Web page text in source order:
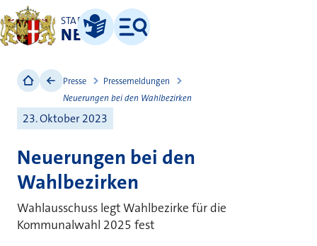
STADT
NEUSS
Leichte Sprache
Menü
Presse
Pressemeldungen
Neuerungen bei den Wahlbezirken
23. Oktober 2023
Neuerungen bei den
Wahlbezirken
Wahlausschuss legt Wahlbezirke für die
Kommunalwahl 2025 fest